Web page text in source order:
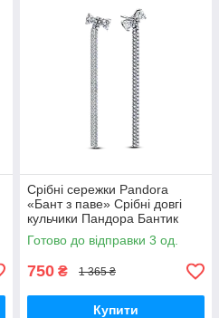
Срібні сережки Pandora
«Бант з паве» Срібні довгі
кульчики Пандора Бантик
Бантики 293544C01
Готово до відправки 3 од.
750 ₴ 1 365 ₴
Купити